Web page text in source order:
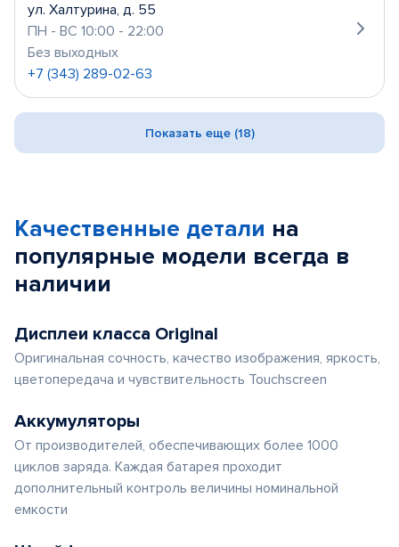
ул. Халтурина, д. 55
ПН - ВС 10:00 - 22:00
Без выходных
+7 (343) 289-02-63
Показать еще (18)
Качественные детали на
популярные модели всегда в
наличии
Дисплеи класса Original
Оригинальная сочность, качество изображения, яркость,
цветопередача и чувствительность Touchscreen
Аккумуляторы
От производителей, обеспечивающих более 1000
циклов заряда. Каждая батарея проходит
дополнительный контроль величины номинальной
емкости